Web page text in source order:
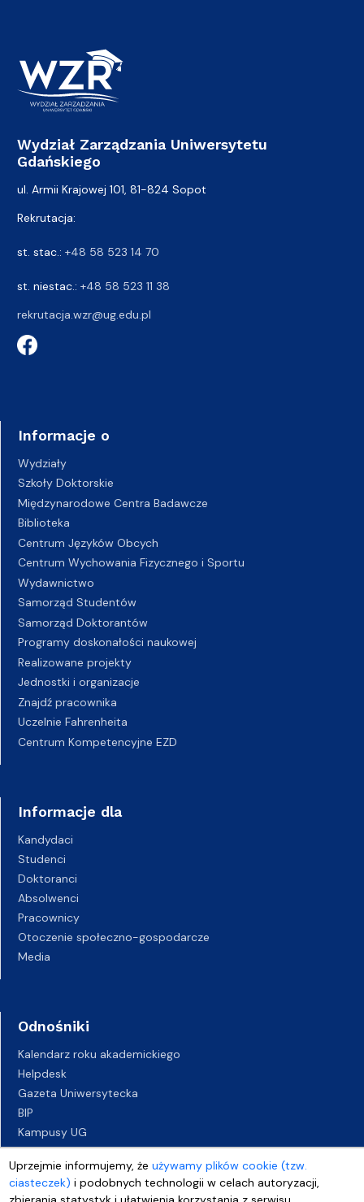
Uprzejmie informujemy, żeużywamy plików cookie (tzw.
ciasteczek) i podobnych technologii w celach autoryzacji,
Wydział Zarządzania Uniwersytetu
Gdańskiego
ul. Armii Krajowej 101, 81-824 Sopot
Rekrutacja:
st. stac.: +48 58 523 14 70
st. niestac.: +48 58 523 11 38
rekrutacja.wzr@ug.edu.pl
Informacje o
Wydziały
Szkoły Doktorskie
Międzynarodowe Centra Badawcze
Biblioteka
Centrum Języków Obcych
Centrum Wychowania Fizycznego i Sportu
Wydawnictwo
Samorząd Studentów
Samorząd Doktorantów
Programy doskonałości naukowej
Realizowane projekty
Jednostki i organizacje
Znajdź pracownika
Uczelnie Fahrenheita
Centrum Kompetencyjne EZD
Informacje dla
Kandydaci
Studenci
Doktoranci
Absolwenci
Pracownicy
Otoczenie społeczno-gospodarcze
Media
Odnośniki
Kalendarz roku akademickiego
Helpdesk
Gazeta Uniwersytecka
BIP
Kampusy UG
Biuro Karier UG
Oferty pracy
Deklaracja dostępności